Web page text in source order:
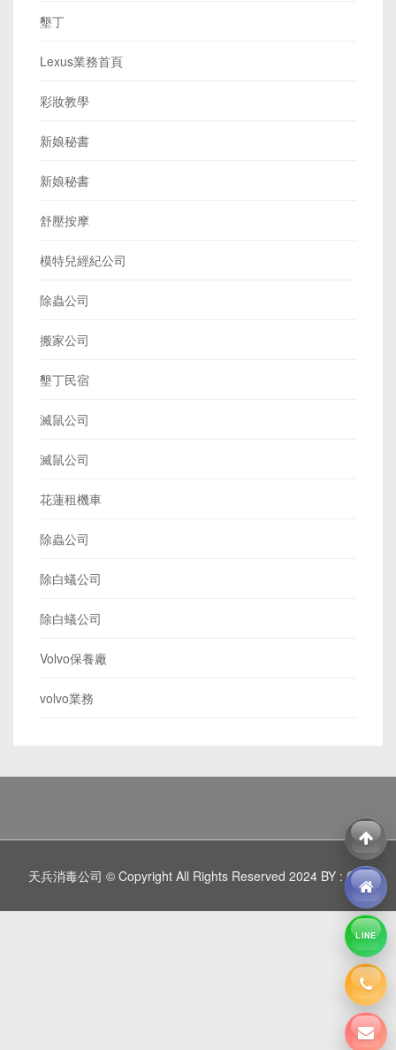
墾丁
Lexus業務首頁
彩妝教學
新娘秘書
新娘秘書
舒壓按摩
模特兒經紀公司
除蟲公司
搬家公司
墾丁民宿
滅鼠公司
滅鼠公司
花蓮租機車
除蟲公司
除白蟻公司
除白蟻公司
Volvo保養廠
volvo業務
天兵消毒公司 © Copyright All Rights Reserved 2024 BY : C
LINE